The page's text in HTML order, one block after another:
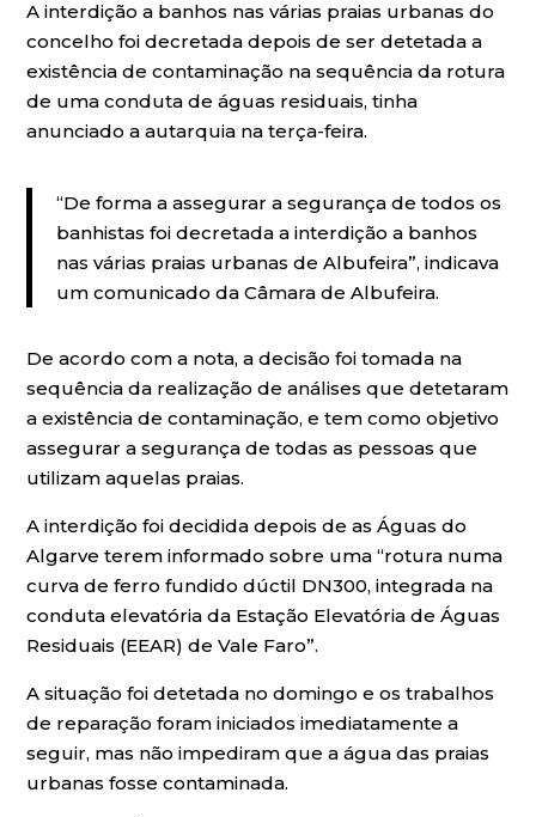
A interdição a banhos nas várias praias urbanas do
concelho foi decretada depois de ser detetada a
existência de contaminação na sequência da rotura
de uma conduta de águas residuais, tinha
anunciado a autarquia na terça-feira.
“De forma a assegurar a segurança de todos os
banhistas foi decretada a interdição a banhos
nas várias praias urbanas de Albufeira”, indicava
um comunicado da Câmara de Albufeira.
De acordo com a nota, a decisão foi tomada na
sequência da realização de análises que detetaram
a existência de contaminação, e tem como objetivo
assegurar a segurança de todas as pessoas que
utilizam aquelas praias.
A interdição foi decidida depois de as Águas do
Algarve terem informado sobre uma “rotura numa
curva de ferro fundido dúctil DN300, integrada na
conduta elevatória da Estação Elevatória de Águas
Residuais (EEAR) de Vale Faro”.
A situação foi detetada no domingo e os trabalhos
de reparação foram iniciados imediatamente a
seguir, mas não impediram que a água das praias
urbanas fosse contaminada.